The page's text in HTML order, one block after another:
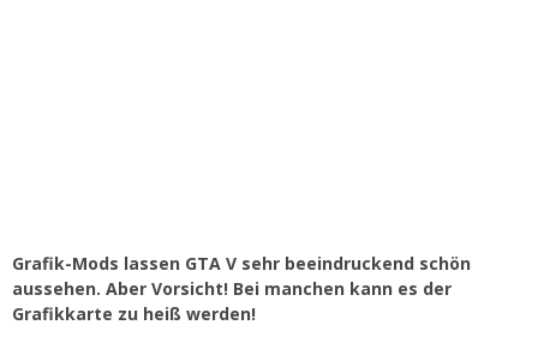
Grafik-Mods lassen GTA V sehr beeindruckend schön
aussehen. Aber Vorsicht! Bei manchen kann es der
Grafikkarte zu heiß werden!